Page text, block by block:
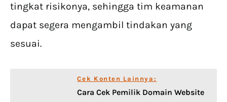
tingkat risikonya, sehingga tim keamanan
dapat segera mengambil tindakan yang
sesuai.
Cek Konten Lainnya:
Cara Cek Pemilik Domain Website